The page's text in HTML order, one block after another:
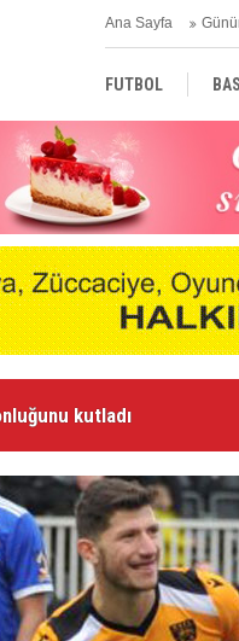
Ana Sayfa
FUTBOL
TÜRKİYE
sürüyor